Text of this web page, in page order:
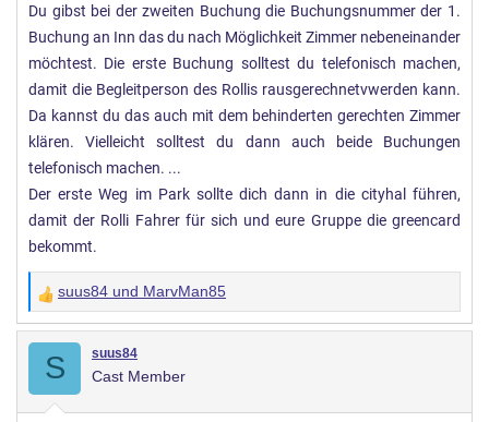
e
n
:
Du gibst bei der zweiten Buchung die Buchungsnummer der 1.
Buchung an Inn das du nach Möglichkeit Zimmer nebeneinander
möchtest. Die erste Buchung solltest du telefonisch machen,
damit die Begleitperson des Rollis rausgerechnetvwerden kann.
Da kannst du das auch mit dem behinderten gerechten Zimmer
klären. Vielleicht solltest du dann auch beide Buchungen
telefonisch machen. ...
Der erste Weg im Park sollte dich dann in die cityhal führen,
damit der Rolli Fahrer für sich und eure Gruppe die greencard
bekommt.
W
e
suus84 und MarvMan85
S suus84
Cast Member